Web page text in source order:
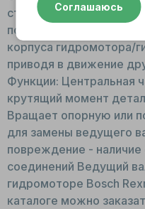
стальной вал со
подшипников. Принцип
корпуса гидромотора/
приводя в движение
Функции: Центральная
крутящий момент
Вращает опорную или
для замены ведущего
повреждение -
соединений Ведущий
гидромоторе Bosch
каталоге можно
Соглашаюсь